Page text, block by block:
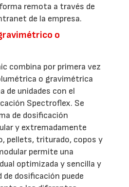
remota a través de
de la empresa.
o
combina por primera vez
o gravimétrica
de unidades con el
Spectroflex. Se
de dosificación
y extremadamente
pellets, triturado, copos y
permite una
optimizada y sencilla y
de dosificación puede